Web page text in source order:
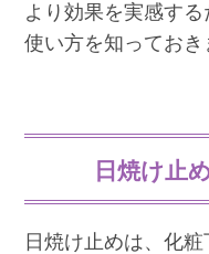
より効果を実感す
使い方を知っておき
日焼け止
日焼け止めは、化